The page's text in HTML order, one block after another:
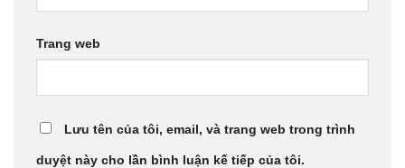
Trang web
Lưu tên của tôi, email, và trang web trong trình
duyệt này cho lần bình luận kế tiếp của tôi.